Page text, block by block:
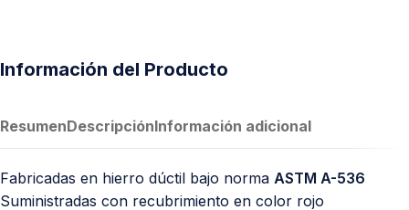
Información del Producto
ResumenDescripciónInformación adicional
Fabricadas en hierro dúctil bajo norma ASTM A-536
Suministradas con recubrimiento en color rojo